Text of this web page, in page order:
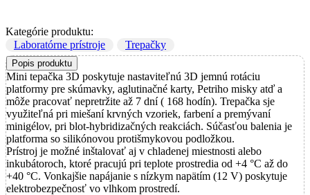
Kategórie produktu:
Laboratórne prístroje
Trepačky
Popis produktu
Mini tepačka 3D poskytuje nastaviteľnú 3D jemnú rotáciu
platformy pre skúmavky, aglutinačné karty, Petriho misky atď a
môže pracovať nepretržite až 7 dní ( 168 hodín). Trepačka sje
využiteľná pri miešaní krvných vzoriek, farbení a premývaní
minigélov, pri blot-hybridizačných reakciách. Súčasťou balenia je
platforma so silikónovou protišmykovou podložkou.
Prístroj je možné inštalovať aj v chladenej miestnosti alebo
inkubátoroch, ktoré pracujú pri teplote prostredia od +4 °C až do
+40 °C. Vonkajšie napájanie s nízkym napätím (12 V) poskytuje
elektrobezpečnosť vo vlhkom prostredí.